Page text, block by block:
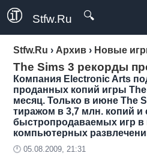
Stfw.Ru 🔍
Stfw.Ru › Архив › Новые
The Sims 3 рекорды
Компания Electronic Arts
проданных копий игры
месяц. Только в июне The
тиражом в 3,7 млн. копий и
быстропродаваемых игр в
компьютерных
🕛 05.08.2009, 21:31